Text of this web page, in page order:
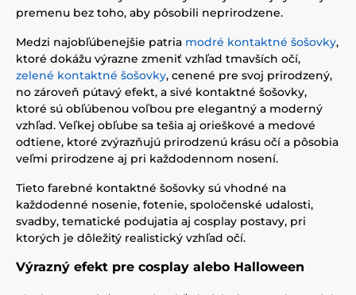
premenu bez toho, aby pôsobili neprirodzene.
Medzi najobľúbenejšie patria modré kontaktné šošovky,
ktoré dokážu výrazne zmeniť vzhľad tmavších očí,
zelené kontaktné šošovky, cenené pre svoj prirodzený,
no zároveň pútavý efekt, a sivé kontaktné šošovky,
ktoré sú obľúbenou voľbou pre elegantný a moderný
vzhľad. Veľkej obľube sa tešia aj orieškové a medové
odtiene, ktoré zvýrazňujú prirodzenú krásu očí a pôsobia
veľmi prirodzene aj pri každodennom nosení.
Tieto farebné kontaktné šošovky sú vhodné na
každodenné nosenie, fotenie, spoločenské udalosti,
svadby, tematické podujatia aj cosplay postavy, pri
ktorých je dôležitý realistický vzhľad očí.
Výrazný efekt pre cosplay alebo Halloween